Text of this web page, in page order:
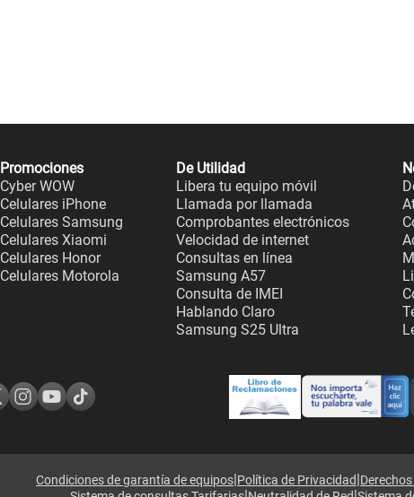
Promociones
Cyber WOW
Celulares iPhone
Celulares Samsung
Celulares Xiaomi
Celulares Honor
Celulares Motorola
De Utilidad
Libera tu equipo móvil
Llamada por llamada
Comprobantes electrónicos
Velocidad de internet
Consultas en línea
Samsung A57
Consulta de IMEI
Hablando Claro
Samsung S25 Ultra
Condiciones de garantía de equipos|Política de Privacidad|Derechos